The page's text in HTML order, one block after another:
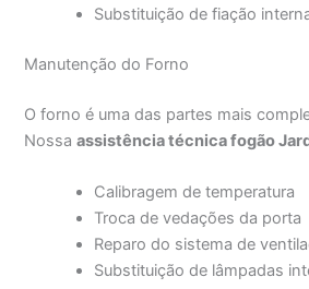
Substituição de fiação
Manutenção do Forno
O forno é uma das partes mais
Nossaassistência técnica fogão
Calibragem de temperatura
Troca de vedações da porta
Reparo do sistema de
Substituição de lâmpadas